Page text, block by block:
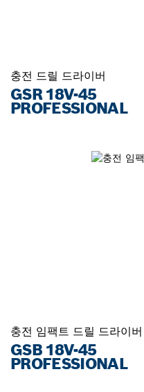
충전 드릴 드라이버
GSR 18V-45
PROFESSIONAL
충전 임팩트 드릴 드라이버
GSB 18V-45
PROFESSIONAL